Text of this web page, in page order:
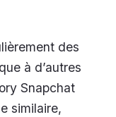
des
à d’autres
Snapchat
similaire,